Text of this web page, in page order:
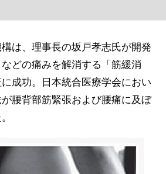
は、理事長の坂戸孝志氏が開発
どの痛みを解消する「筋緩消
成功。日本統合医療学会におい
腰背部筋緊張および腰痛に及ぼ